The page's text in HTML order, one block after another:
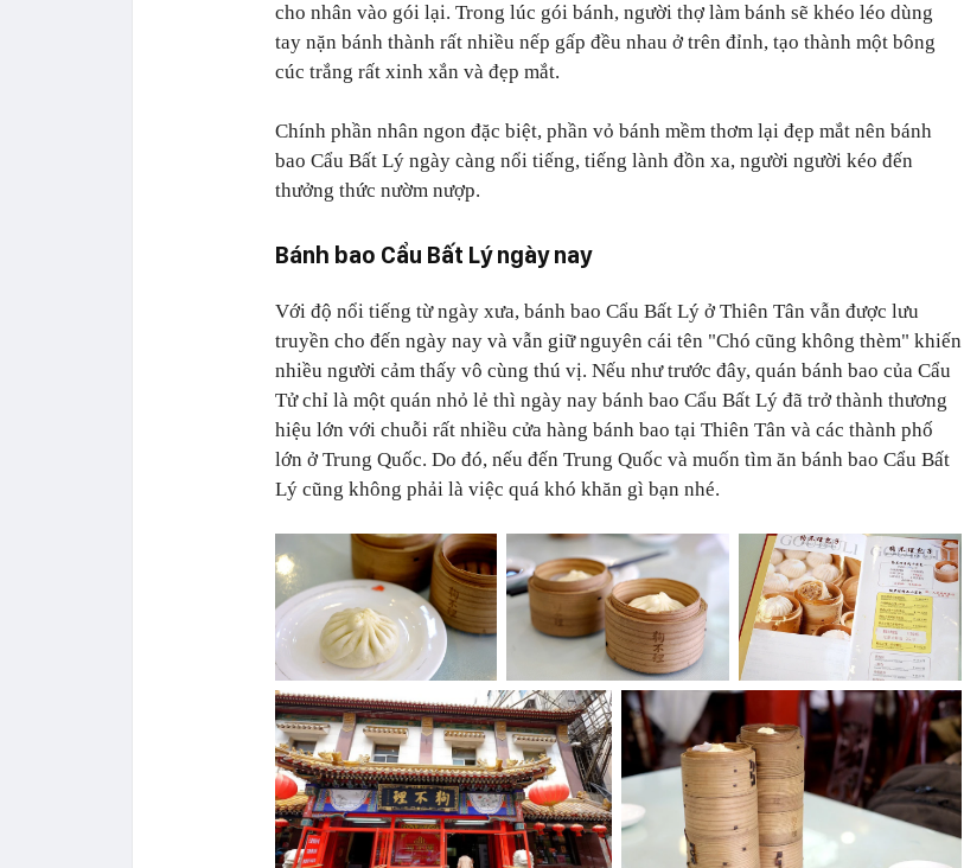
cho nhân vào gói lại. Trong lúc gói bánh, người thợ làm bánh sẽ khéo léo dùng
tay nặn bánh thành rất nhiều nếp gấp đều nhau ở trên đỉnh, tạo thành một bông
cúc trắng rất xinh xắn và đẹp mắt.
Chính phần nhân ngon đặc biệt, phần vỏ bánh mềm thơm lại đẹp mắt nên bánh
bao Cẩu Bất Lý ngày càng nổi tiếng, tiếng lành đồn xa, người người kéo đến
thưởng thức nườm nượp.
Bánh bao Cẩu Bất Lý ngày nay
Với độ nổi tiếng từ ngày xưa, bánh bao Cẩu Bất Lý ở Thiên Tân vẫn được lưu
truyền cho đến ngày nay và vẫn giữ nguyên cái tên "Chó cũng không thèm" khiến
nhiều người cảm thấy vô cùng thú vị. Nếu như trước đây, quán bánh bao của Cẩu
Tử chỉ là một quán nhỏ lẻ thì ngày nay bánh bao Cẩu Bất Lý đã trở thành thương
hiệu lớn với chuỗi rất nhiều cửa hàng bánh bao tại Thiên Tân và các thành phố
lớn ở Trung Quốc. Do đó, nếu đến Trung Quốc và muốn tìm ăn bánh bao Cẩu Bất
Lý cũng không phải là việc quá khó khăn gì bạn nhé.